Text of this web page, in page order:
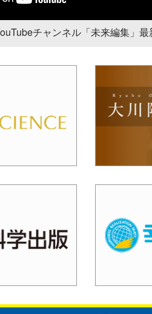
チャンネル「未来編集」最